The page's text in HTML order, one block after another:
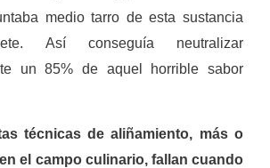
medio tarro de esta sustancia
Así conseguía neutralizar
un 85% de aquel horrible sabor
técnicas de aliñamiento, más o
el campo culinario, fallan cuando